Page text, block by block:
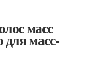
масс
масс-